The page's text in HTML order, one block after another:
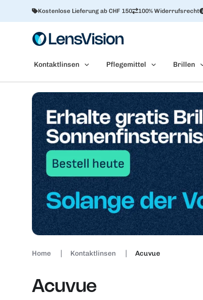
Kostenlose Lieferung ab CHF 150 100% Widerrufsrecht
Kontaktlinsen Pflegemittel Brillen
Home Kontaktlinsen Acuvue
Acuvue